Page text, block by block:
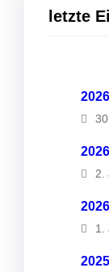
letzte
2.
1.